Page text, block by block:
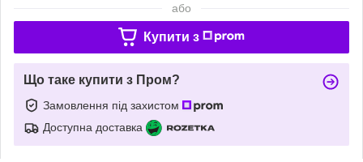
або
Купити з
Що таке купити з Пром?
Замовлення під захистом
Доступна доставка